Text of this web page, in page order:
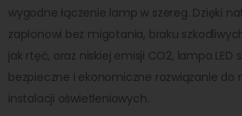
wygodne łączenie lamp w szereg. Dzięki
zapłonowi bez migotania, braku
jak rtęć, oraz niskiej emisji CO2, lampa LED
bezpieczne i ekonomiczne rozwiązanie do
instalacji oświetleniowych.